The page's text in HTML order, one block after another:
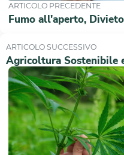
ARTICOLO PRECEDENTE
Fumo all'aperto,
ARTICOLO SUCCESSIVO
Agricoltura Sostenibile